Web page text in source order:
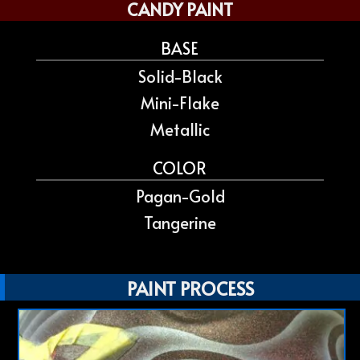
CANDY PAINT
BASE
Solid-Black
Mini-Flake
Metallic
COLOR
Pagan-Gold
Tangerine
PAINT PROCESS